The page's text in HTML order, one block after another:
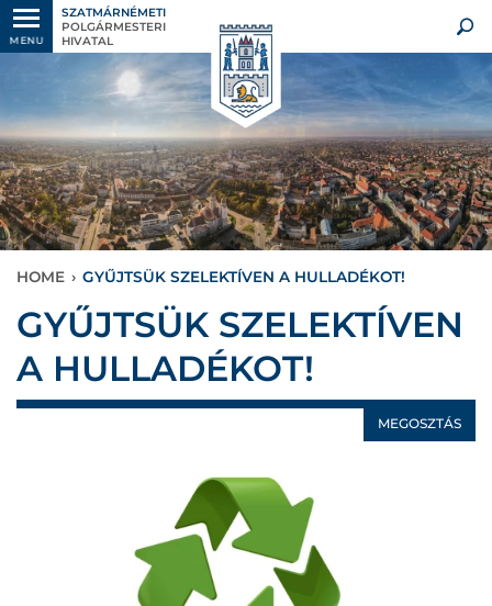
MENU
SZATMÁRNÉMETI
POLGÁRMESTERI
HIVATAL
HOME › GYŰJTSÜK SZELEKTÍVEN A HULLADÉKOT!
GYŰJTSÜK SZELEKTÍVEN
A HULLADÉKOT!
MEGOSZTÁS